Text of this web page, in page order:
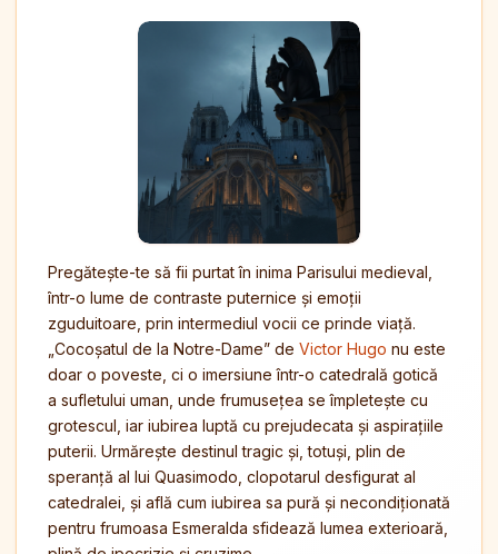
Pregătește-te să fii purtat în inima Parisului medieval,
într-o lume de contraste puternice și emoții
zguduitoare, prin intermediul vocii ce prinde viață.
„Cocoșatul de la Notre-Dame” de Victor Hugo nu este
doar o poveste, ci o imersiune într-o catedrală gotică
a sufletului uman, unde frumusețea se împletește cu
grotescul, iar iubirea luptă cu prejudecata și aspirațiile
puterii. Urmărește destinul tragic și, totuși, plin de
speranță al lui Quasimodo, clopotarul desfigurat al
catedralei, și află cum iubirea sa pură și necondiționată
pentru frumoasa Esmeralda sfidează lumea exterioară,